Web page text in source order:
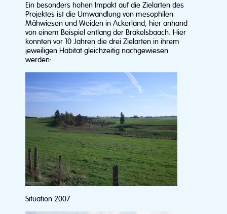
Ein besonders hohen Impakt auf die Zielarten des
Projektes ist die Umwandlung von mesophilen
Mähwiesen und Weiden in Ackerland, hier anhand
von einem Beispiel entlang der Brakelsbaach. Hier
konnten vor 10 Jahren die drei Zielarten in ihrem
jeweiligen Habitat gleichzeitig nachgewiesen
werden:
Situation 2007